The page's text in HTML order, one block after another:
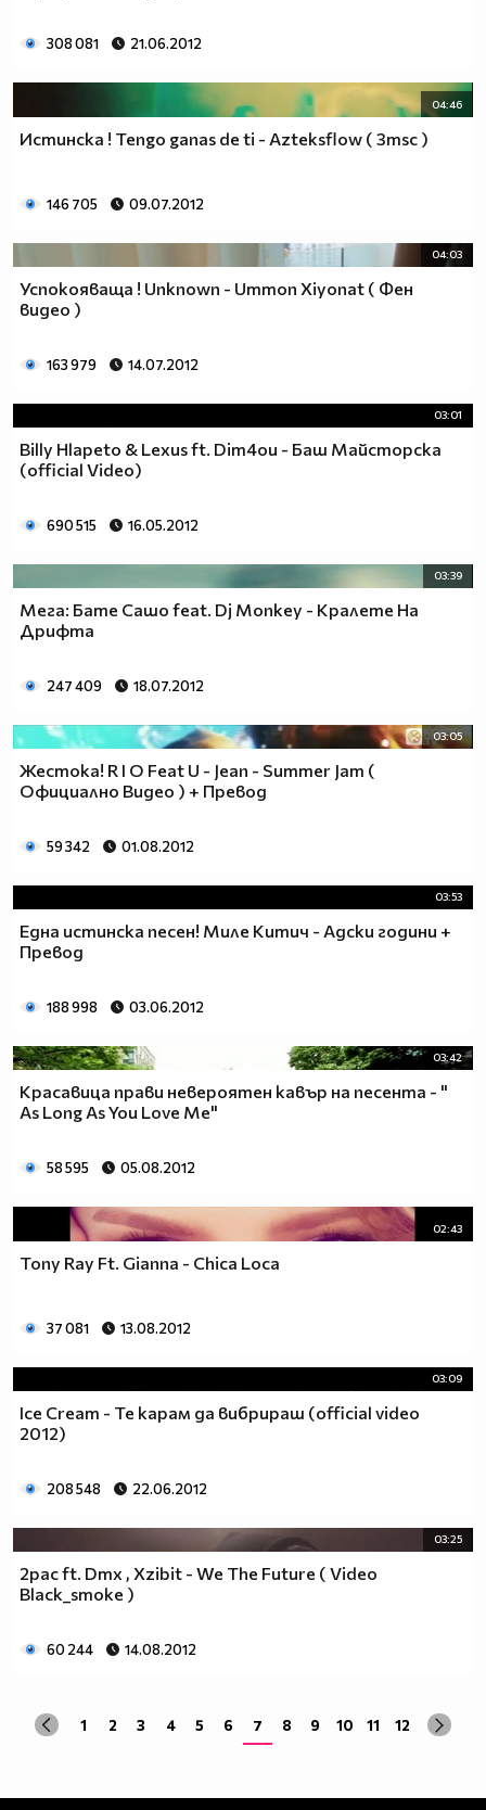
308 081 21.06.2012
04:46
Истинска ! Tengo ganas de ti - Azteksflow ( 3msc )
146 705 09.07.2012
04:03
Успокояваща ! Unknown - Ummon Xiyonat ( Фен
видео )
163 979 14.07.2012
03:01
Billy Hlapeto & Lexus ft. Dim4ou - Баш Майсторска
(official Video)
690 515 16.05.2012
03:39
Мега: Бате Сашо feat. Dj Monkey - Кралете На
Дрифта
247 409 18.07.2012
03:05
Жестока! R I O Feat U - Jean - Summer Jam (
Официално Видео ) + Превод
59 342 01.08.2012
03:53
Една истинска песен! Миле Китич - Адски години +
Превод
188 998 03.06.2012
03:42
Красавица прави невеpоятен кавър на песента - "
As Long As You Love Me"
58 595 05.08.2012
02:43
Tony Ray Ft. Gianna - Chica Loca
37 081 13.08.2012
03:09
Ice Cream - Те карам да вибрираш (official video
2012)
208 548 22.06.2012
03:25
2pac ft. Dmx , Xzibit - We The Future ( Video
Black_smoke )
60 244 14.08.2012
1 2 3 4 5 6 7 8 9 10 11 12